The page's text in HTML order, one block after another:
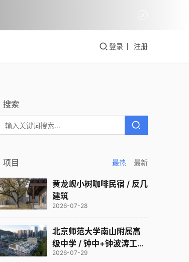
登录 注册
搜索
项目 最热 最新
黄龙岘小树咖啡民宿 / 反几
建筑
2026-07-28
北京师范大学南山附属高
级中学 / 钟中+钟波涛工作
室
2026-07-29